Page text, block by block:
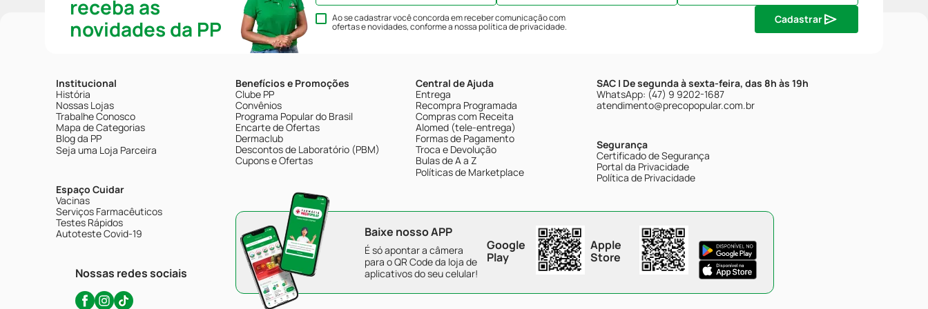
receba as
novidades da PP
Ao se cadastrar você concorda em receber comunicação com
ofertas e novidades, conforme a nossapolítica de privacidade.
Cadastrar
Institucional
História
Nossas Lojas
Trabalhe Conosco
Mapa de Categorias
Blog da PP
Seja uma Loja Parceira
Espaço Cuidar
Vacinas
Serviços Farmacêuticos
Testes Rápidos
Autoteste Covid-19
Nossas redes sociais
Benefícios e Promoções
Clube PP
Convênios
Programa Popular do Brasil
Encarte de Ofertas
Dermaclub
Descontos de Laboratório (PBM)
Cupons e Ofertas
Central de Ajuda
Entrega
Recompra Programada
Compras com Receita
Alomed (tele-entrega)
Formas de Pagamento
Troca e Devolução
Bulas de A a Z
Políticas de Marketplace
SAC | De segunda à sexta-feira, das 8h às 19h
WhatsApp: (47) 9 9202-1687
atendimento@precopopular.com.br
Segurança
Certificado de Segurança
Portal da Privacidade
Política de Privacidade
Baixe nosso APP
É só apontar a câmera
para o QR Code da loja de
aplicativos do seu celular!
Google
Play
Apple
Store